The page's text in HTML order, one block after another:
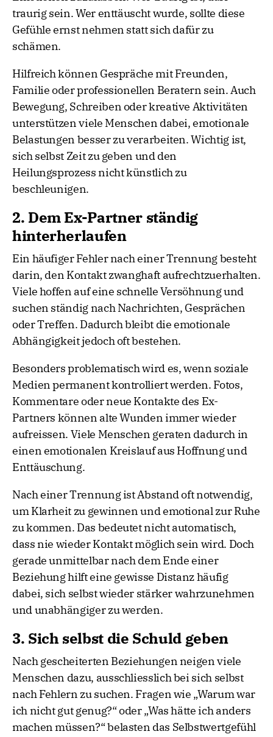
traurig sein. Wer enttäuscht wurde, sollte diese
Gefühle ernst nehmen statt sich dafür zu
schämen.
Hilfreich können Gespräche mit Freunden,
Familie oder professionellen Beratern sein. Auch
Bewegung, Schreiben oder kreative Aktivitäten
unterstützen viele Menschen dabei, emotionale
Belastungen besser zu verarbeiten. Wichtig ist,
sich selbst Zeit zu geben und den
Heilungsprozess nicht künstlich zu
beschleunigen.
2. Dem Ex-Partner ständig
hinterherlaufen
Ein häufiger Fehler nach einer Trennung besteht
darin, den Kontakt zwanghaft aufrechtzuerhalten.
Viele hoffen auf eine schnelle Versöhnung und
suchen ständig nach Nachrichten, Gesprächen
oder Treffen. Dadurch bleibt die emotionale
Abhängigkeit jedoch oft bestehen.
Besonders problematisch wird es, wenn soziale
Medien permanent kontrolliert werden. Fotos,
Kommentare oder neue Kontakte des Ex-
Partners können alte Wunden immer wieder
aufreissen. Viele Menschen geraten dadurch in
einen emotionalen Kreislauf aus Hoffnung und
Enttäuschung.
Nach einer Trennung ist Abstand oft notwendig,
um Klarheit zu gewinnen und emotional zur Ruhe
zu kommen. Das bedeutet nicht automatisch,
dass nie wieder Kontakt möglich sein wird. Doch
gerade unmittelbar nach dem Ende einer
Beziehung hilft eine gewisse Distanz häufig
dabei, sich selbst wieder stärker wahrzunehmen
und unabhängiger zu werden.
3. Sich selbst die Schuld geben
Nach gescheiterten Beziehungen neigen viele
Menschen dazu, ausschliesslich bei sich selbst
nach Fehlern zu suchen. Fragen wie „Warum war
ich nicht gut genug?“ oder „Was hätte ich anders
machen müssen?“ belasten das Selbstwertgefühl